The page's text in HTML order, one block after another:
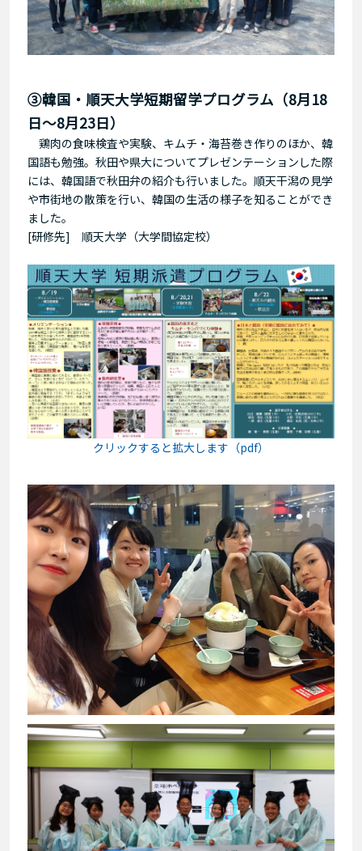
③韓国・順天大学短期留学プログラム（8月18
日～8月23日）
鶏肉の食味検査や実験、キムチ・海苔巻き作りのほか、韓
国語も勉強。秋田や県大についてプレゼンテーションした際
には、韓国語で秋田弁の紹介も行いました。順天干潟の見学
や市街地の散策を行い、韓国の生活の様子を知ることができ
ました。
[研修先] 順天大学（大学間協定校）
クリックすると拡大します（pdf）